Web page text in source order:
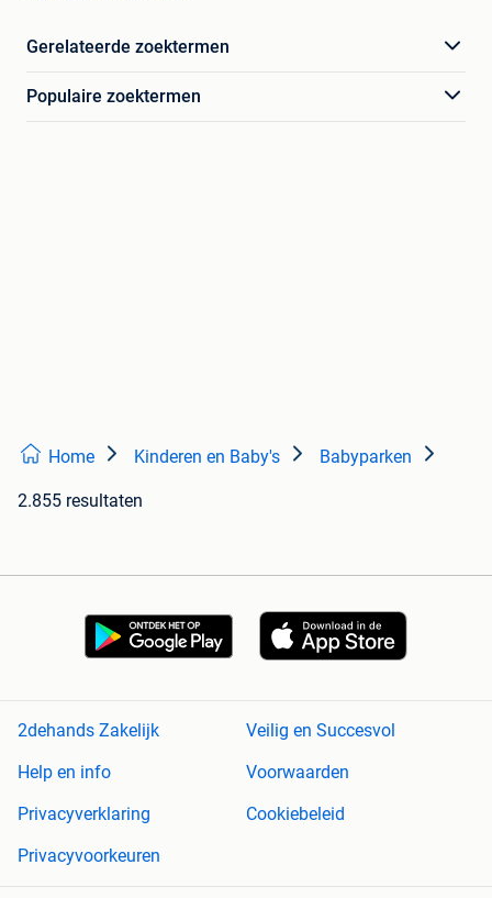
Gerelateerde zoektermen
Populaire zoektermen
Home Kinderen en Baby's Babyparken
2.855 resultaten
2dehands Zakelijk
Veilig en Succesvol
Help en info
Voorwaarden
Privacyverklaring
Cookiebeleid
Privacyvoorkeuren